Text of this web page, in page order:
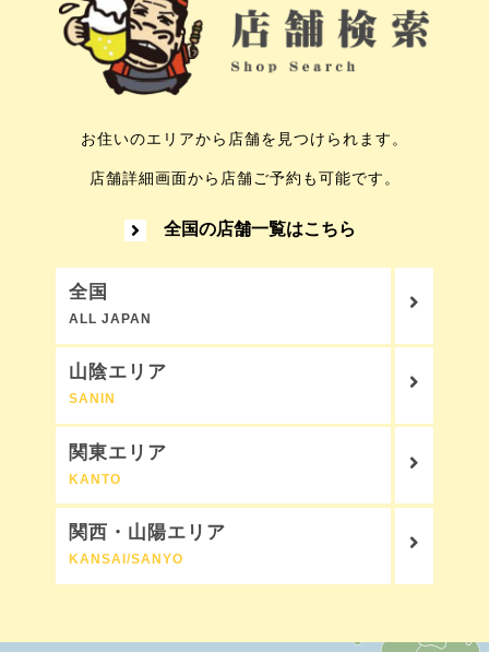
お住いのエリアから店舗を見つけられます。
店舗詳細画面から店舗ご予約も可能です。
全国の店舗一覧はこちら
全国
ALL JAPAN
山陰エリア
SANIN
関東エリア
KANTO
関西・山陽エリア
KANSAI/SANYO